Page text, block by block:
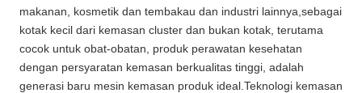
makanan, kosmetik dan tembakau dan industri lainnya,sebagai
kotak kecil dari kemasan cluster dan bukan kotak, terutama
cocok untuk obat-obatan, produk perawatan kesehatan
dengan persyaratan kemasan berkualitas tinggi, adalah
generasi baru mesin kemasan produk ideal.Teknologi kemasan